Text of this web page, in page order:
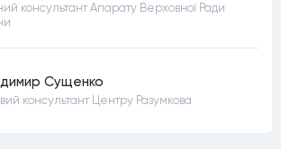
консультант Апарату Верховної Ради
Сущенко
консультант Центру Разумкова